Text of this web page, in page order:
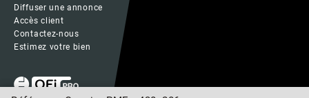
Diffuser une annonce
Accès client
Contactez-nous
Estimez votre bien